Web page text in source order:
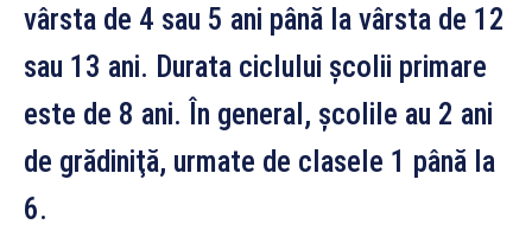
vârsta de 4 sau 5 ani până la vârsta de 12
sau 13 ani. Durata ciclului şcolii primare
este de 8 ani. În general, şcolile au 2 ani
de grădiniţă, urmate de clasele 1 până la
6.